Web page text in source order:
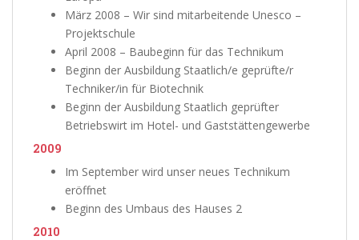
März 2008 – Wir sind mitarbeitende Unesco –
Projektschule
April 2008 – Baubeginn für das Technikum
Beginn der Ausbildung Staatlich/e geprüfte/r
Techniker/in für Biotechnik
Beginn der Ausbildung Staatlich geprüfter
Betriebswirt im Hotel- und Gaststättengewerbe
2009
Im September wird unser neues Technikum
eröffnet
Beginn des Umbaus des Hauses 2
2010